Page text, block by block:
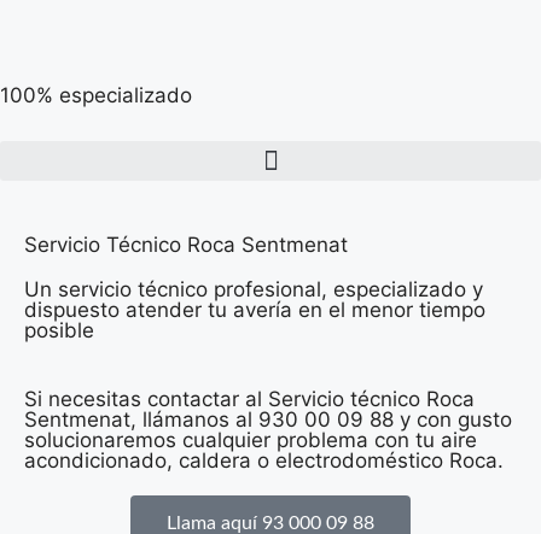
100% especializado
Servicio Técnico Roca Sentmenat
Un servicio técnico profesional, especializado y
dispuesto atender tu avería en el menor tiempo
posible
Si necesitas contactar al Servicio técnico Roca
Sentmenat, llámanos al 930 00 09 88 y con gusto
solucionaremos cualquier problema con tu aire
acondicionado, caldera o electrodoméstico Roca.
Llama aquí 93 000 09 88